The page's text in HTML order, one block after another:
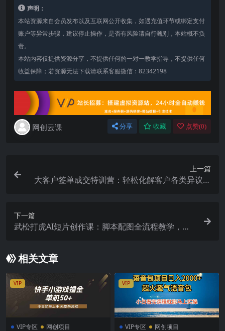
声明：
本站资源来自会员发布以及互联网公开收集，如遇充值环节或绑定支付
账户等异常步骤，建议停止操作，是否有风险请自行甄别，本站概不负
责。
本站内容仅提供资源分享，不提供任何的一对一教学指导，不提供任何
收益保障；若资源无法下载请联系客服微信：82342198
网创云课 分享 收藏 点赞(0)
上一篇
大客户签单成交特训营：轻松化解客户各类异议，
下一篇
武松打虎AI短片创作课：脚本配图全流程教学，高
相关文章
VIP
VIP专区 网创项目
VIP
VIP专区 网创项目